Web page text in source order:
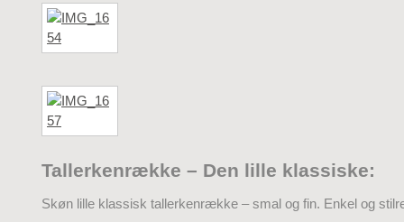
Tallerkenrække – Den lille klassiske:
Skøn lille klassisk tallerkenrække – smal og fin. Enkel og